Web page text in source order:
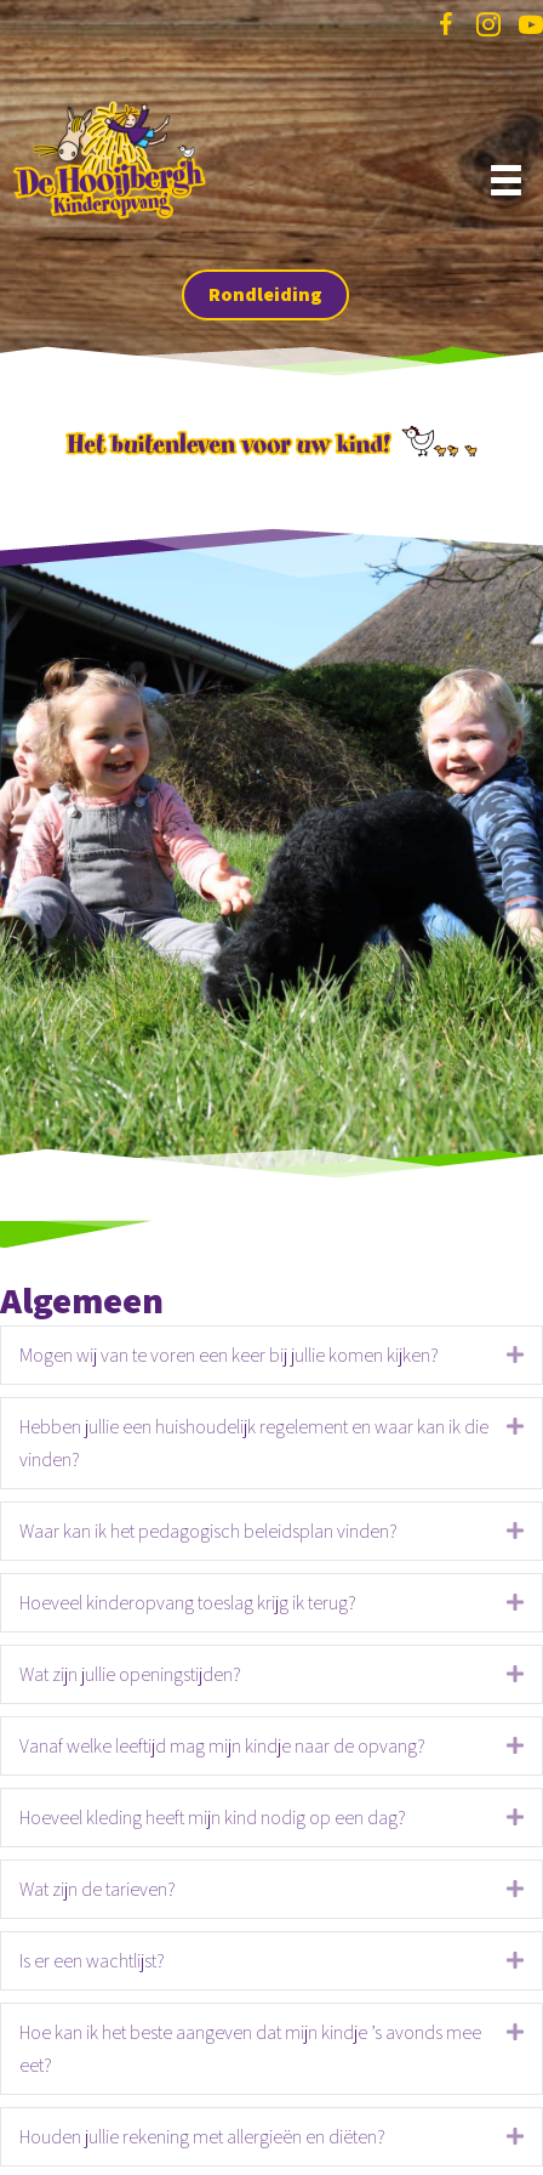
Rondleiding
Algemeen
Mogen wij van te voren een keer bij jullie komen kijken?
Hebben jullie een huishoudelijk regelement en waar kan ik die
vinden?
Waar kan ik het pedagogisch beleidsplan vinden?
Hoeveel kinderopvang toeslag krijg ik terug?
Wat zijn jullie openingstijden?
Vanaf welke leeftijd mag mijn kindje naar de opvang?
Hoeveel kleding heeft mijn kind nodig op een dag?
Wat zijn de tarieven?
Is er een wachtlijst?
Hoe kan ik het beste aangeven dat mijn kindje ’s avonds mee
eet?
Houden jullie rekening met allergieën en diëten?